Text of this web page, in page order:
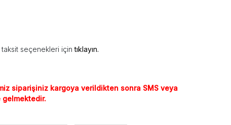
seçenekleri içintıklayın.
siparişiniz kargoya verildikten sonra SMS veya